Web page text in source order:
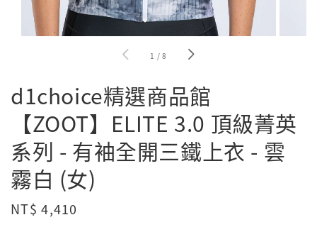
1 /8
d1choice精選商品館
【ZOOT】ELITE 3.0 頂級菁英
系列 - 有袖全開三鐵上衣 - 雲
霧白 (女)
Regular
NT$ 4,410